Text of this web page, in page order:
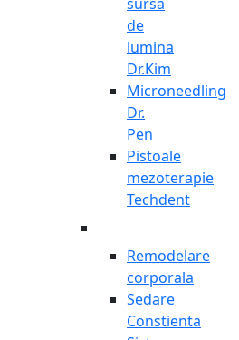
de
lumina
Dr.Kim
Microneedling
Dr.
Pen
Pistoale
mezoterapie
Techdent
Remodelare
corporala
Sedare
Constienta